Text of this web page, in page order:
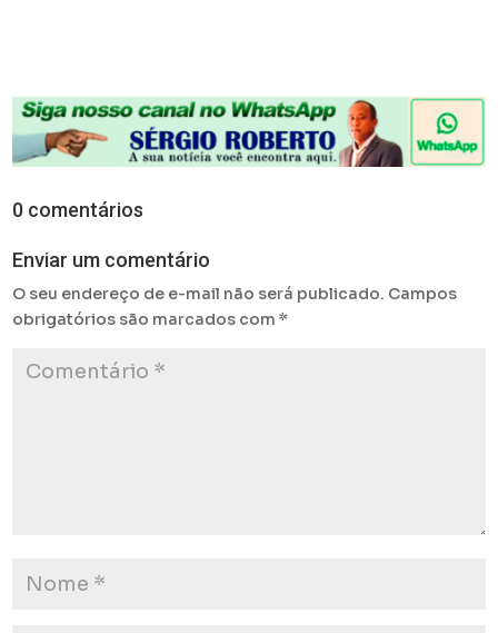
0 comentários
Enviar um comentário
O seu endereço de e-mail não será publicado. Campos
obrigatórios são marcados com*